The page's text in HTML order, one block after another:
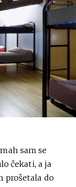
sam se
čekati, a ja
prošetala do